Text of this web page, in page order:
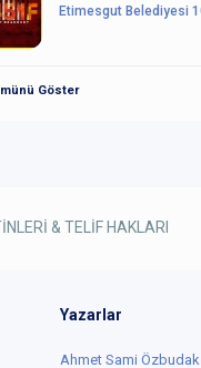
Göster
& TELİF HAKLARI
Yazarlar
Ahmet Sami Özbudak